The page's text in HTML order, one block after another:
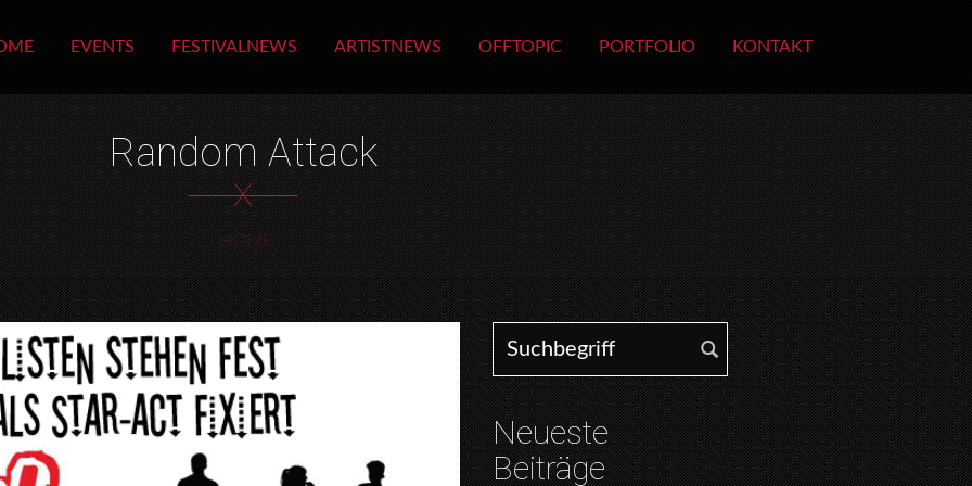
EVENTS FESTIVALNEWS ARTISTNEWS OFFTOPIC PORTFOLIO KONTAKT
Random Attack
X
HOME
Search for:
Neueste
Beiträge